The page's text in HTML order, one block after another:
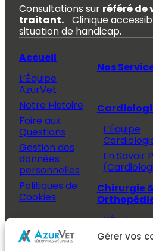
Gérer vos
Consultations sur référé de
traitant. Clinique
situation de handicap.
Accueil
L’Équipe
AzurVet
Notre Histoire
Foire aux
Questions
Gestion des
données
personnelles
Politiques de
Cookies
Propriétaire
Nos
L’Équipe
En Savoir
Chirurgie
L’Équipe
Chirurgie